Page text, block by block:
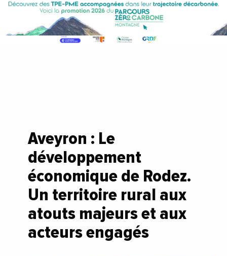
Aveyron : Le
développement
économique de Rodez.
Un territoire rural aux
atouts majeurs et aux
acteurs engagés